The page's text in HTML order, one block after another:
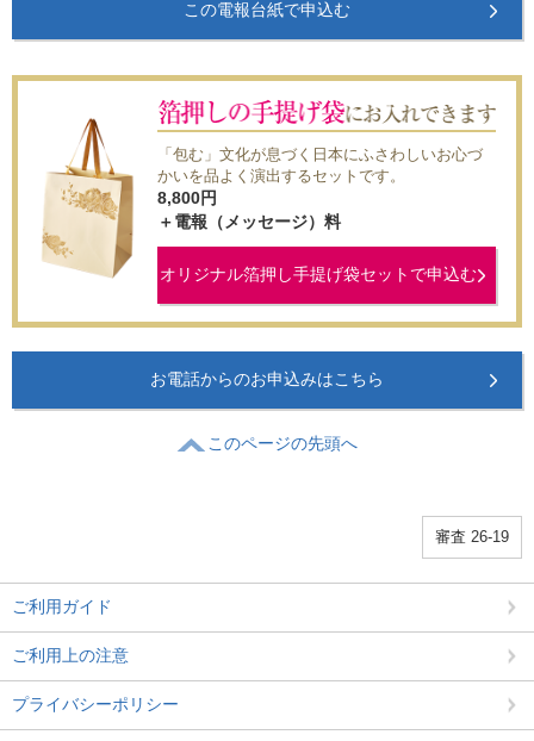
この電報台紙で申込む
「包む」文化が息づく日本にふさわしいお心づ
かいを品よく演出するセットです。
8,800 円
＋電報（メッセージ）料
オリジナル箔押し手提げ袋セットで申込む
お電話からのお申込みはこちら
このページの先頭へ
審査 26-19
ご利用ガイド
ご利用上の注意
プライバシーポリシー